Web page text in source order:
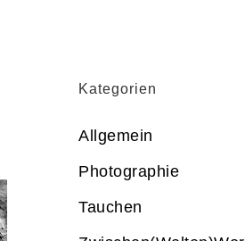
Kategorien
Allgemein
Photographie
Tauchen